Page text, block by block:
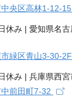
央区高林1-12-15
緑区青山3-30-2F
前田町7-32